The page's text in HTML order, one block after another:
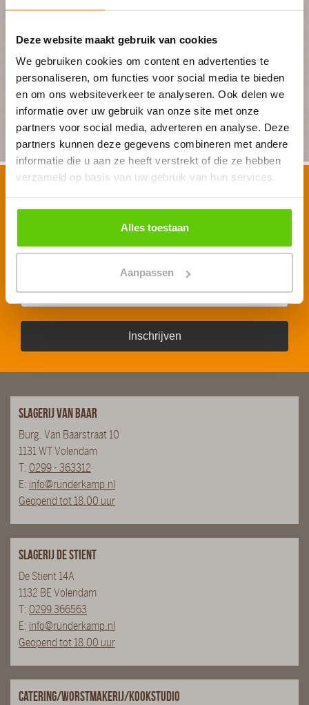
Deze website maakt gebruik van cookies
We gebruiken cookies om content en advertenties te
personaliseren, om functies voor social media te bieden
en om ons websiteverkeer te analyseren. Ook delen we
informatie over uw gebruik van onze site met onze
partners voor social media, adverteren en analyse. Deze
partners kunnen deze gegevens combineren met andere
informatie die u aan ze heeft verstrekt of die ze hebben
verzameld op basis van uw gebruik van hun services.
Alles toestaan
Aanpassen
BEGIN MET PLANNEN
Schrijf je in voor onze nieuwsbrief
Voornaam*
Inschrijven
Slagerij van Baar
Burg. Van Baarstraat 10
1131 WT Volendam
T: 0299 - 363312
E: info@runderkamp.nl
Geopend tot 18.00 uur
Slagerij De Stient
De Stient 14A
1132 BE Volendam
T: 0299 366563
E: info@runderkamp.nl
Geopend tot 18.00 uur
Catering/Worstmakerij/Kookstudio